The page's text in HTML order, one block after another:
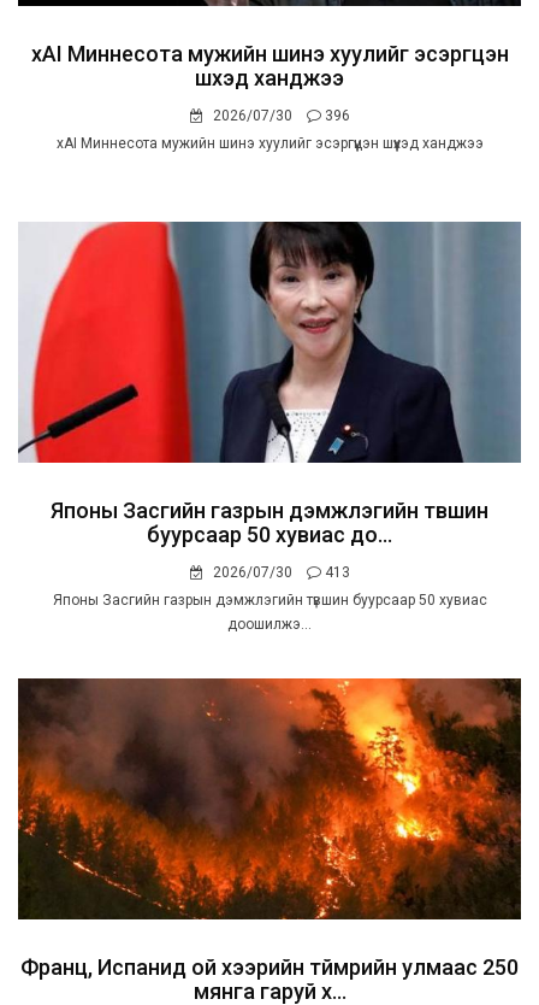
xAI Миннесота мужийн шинэ хуулийг эсэргүүцэн
шүүхэд ханджээ
2026/07/30
396
xAI Миннесота мужийн шинэ хуулийг эсэргүүцэн шүүхэд ханджээ
Японы Засгийн газрын дэмжлэгийн түвшин
буурсаар 50 хувиас до...
2026/07/30
413
Японы Засгийн газрын дэмжлэгийн түвшин буурсаар 50 хувиас
доошилжэ...
Франц, Испанид ой хээрийн түймрийн улмаас 250
мянга гаруй хү...